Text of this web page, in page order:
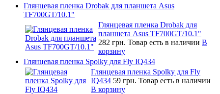
Глянцевая пленка Drobak для планшета Asus
TF700GT/10.1"
Глянцевая пленка Drobak для
планшета Asus TF700GT/10.1"
282 грн. Товар есть в наличии В
корзину
Глянцевая пленка Spolky для Fly IQ434
Глянцевая пленка Spolky для Fly
IQ434 59 грн. Товар есть в наличии
В корзину